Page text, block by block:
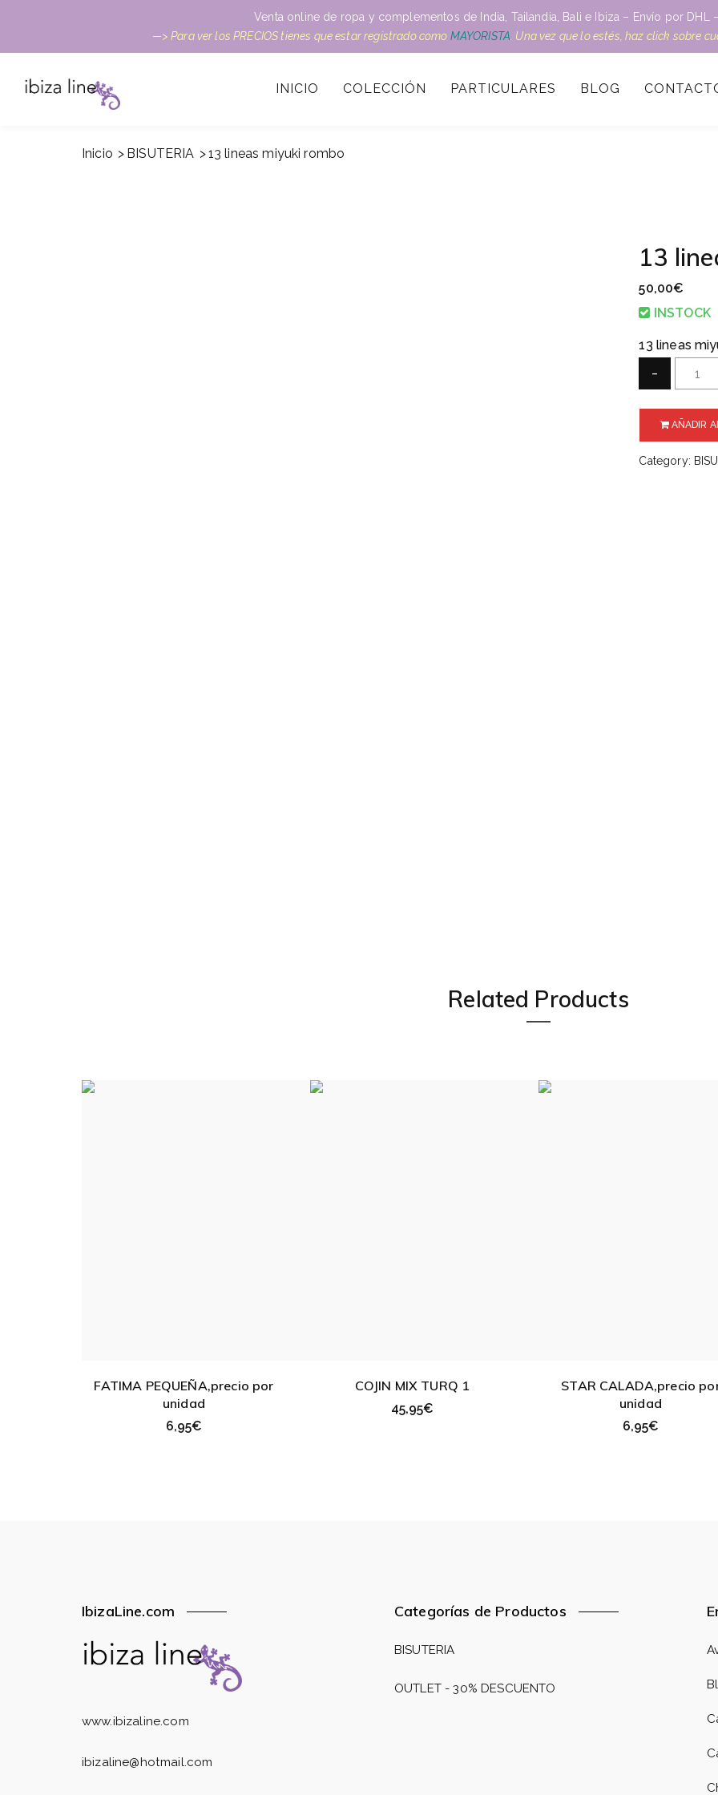
Venta online de ropa y complementos de India, Tailandia, Bali e Ibiza – Envío por DHL
—> Para ver los PRECIOS tienes que estar registrado como MAYORISTA . Una vez que lo estés, haz click sobre
INICIO COLECCIÓN PARTICULARES BLOG
Inicio BISUTERIA 13 lineas miyuki rombo
13
50,00€
INSTOCK
13 lineas
-
AÑADIR
Category:
Related Products
FATIMA PEQUEÑA,precio por
unidad
6,95€
COJIN MIX TURQ 1
45,95€
STAR CALADA,precio
unidad
6,95€
IbizaLine.com
www.ibizaline.com
ibizaline@hotmail.com
Categorías de Productos
BISUTERIA
OUTLET - 30% DESCUENTO